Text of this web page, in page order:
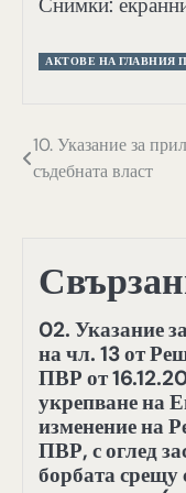
АКТОВЕ НА ГЛАВНИЯ
Навигация
10. Указание за
съдебната власт
02. Указание
на чл. 13 от
ПВР от
укрепване на
изменение на
ПВР, с оглед
борбата срещу